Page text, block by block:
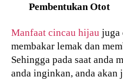
Pembentukan Otot
Manfaat cincau hijau juga
membakar lemak dan
Sehingga pada saat anda
anda inginkan, anda